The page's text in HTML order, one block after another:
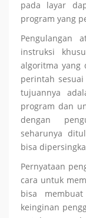
Tutorial Bahasa R :
18 September 2025
pada layar
program yang
Pengulangan
instruksi
algoritma yang
perintah
tujuannya
program dan
dengan
seharunya
bisa
Pernyataan
cara untuk
bisa
keinginan